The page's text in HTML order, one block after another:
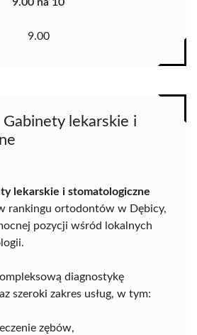
9.00
lekarskie i
lekarskie i stomatologiczne
rankingu ortodontów w Dębicy,
pozycji wśród lokalnych
diagnostykę
szeroki zakres usług, w tym:
zębów,